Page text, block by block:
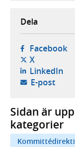
Dela
Facebook-
X- öppnas i
LinkedIn-
E-post-
Sidan är
kategorier